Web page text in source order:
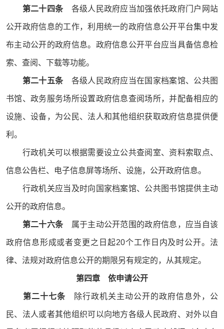
第二十四条各级人民政府应当加强依托政府门户网站
公开政府信息的工作，利用统一的政府信息公开平台集中发
布主动公开的政府信息。政府信息公开平台应当具备信息检
索、查阅、下载等功能。
第二十五条各级人民政府应当在国家档案馆、公共图
书馆、政务服务场所设置政府信息查阅场所，并配备相应的
设施、设备，为公民、法人和其他组织获取政府信息提供便
利。
行政机关可以根据需要设立公共查阅室、资料索取点、
信息公告栏、电子信息屏等场所、设施，公开政府信息。
行政机关应当及时向国家档案馆、公共图书馆提供主动
公开的政府信息。
第二十六条属于主动公开范围的政府信息，应当自该
政府信息形成或者变更之日起20个工作日内及时公开。法
律、法规对政府信息公开的期限另有规定的，从其规定。
第四章 依申请公开
第二十七条 除行政机关主动公开的政府信息外，公
民、法人或者其他组织可以向地方各级人民政府、对外以自